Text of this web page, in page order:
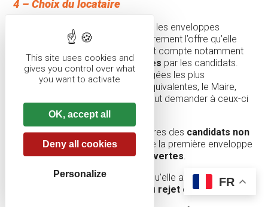
4 – Choix du locataire
La commission de location ouvre les enveloppes
contenant les offres et
librement l’offre qu’elle
juge la plus intéressante, en tenant compte notamment
prix et des garanties offertes par les candidats.
Dans le cas où plusieurs offres jugées les plus
intéressantes sont tenues pour équivalentes, le Maire,
pour départager les candidats, peut demander à ceux-ci
de présenter de nouvelles offres.
Les enveloppes contenant les offres des candidats non
retenusà l’issue de l’ouverture de la première enveloppe
sontrendues sans avoir été ouvertes
La commission de location, dès qu’elle a fait son choix,
avise tous les autres candidats du rejet de leur offre.
FR
This site uses cookies and
gives you control over what
you want to activate
OK, accept all
Deny all cookies
Personalize